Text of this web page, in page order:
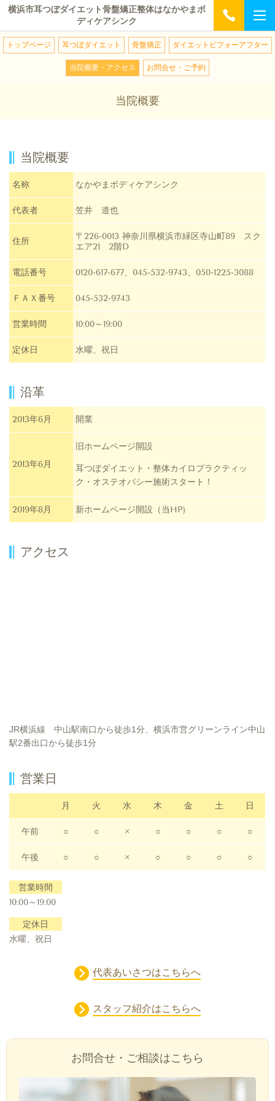
横浜市耳つぼダイエット骨盤矯正整体はなかやまボ
ディケアシンク
トップページ 耳つぼダイエット 骨盤矯正 ダイエットビフォーアフター
当院概要・アクセス お問合せ・ご予約
当院概要
当院概要
名称 なかやまボディケアシンク
代表者 笠井 道也
住所
〒226-0013 神奈川県横浜市緑区寺山町89 スク
エア21 2階D
電話番号 0120-617-677、045-532-9743、050-1225-3088
ＦＡＸ番号 045-532-9743
営業時間 10:00～19:00
定休日 水曜、祝日
沿革
2013年6月 開業
2013年6月
旧ホームページ開設
耳つぼダイエット・整体カイロプラクティッ
ク・オステオパシー施術スタート！
2019年8月 新ホームページ開設（当HP)
アクセス
JR横浜線 中山駅南口から徒歩1分、横浜市営グリーンライン中山
駅2番出口から徒歩1分
営業日
月 火 水 木 金 土 日
午前 ○ ○ × ○ ○ ○ ○
午後 ○ ○ × ○ ○ ○ ○
営業時間
10:00～19:00
定休日
水曜、祝日
代表あいさつはこちらへ
スタッフ紹介はこちらへ
お問合せ・ご相談はこちら